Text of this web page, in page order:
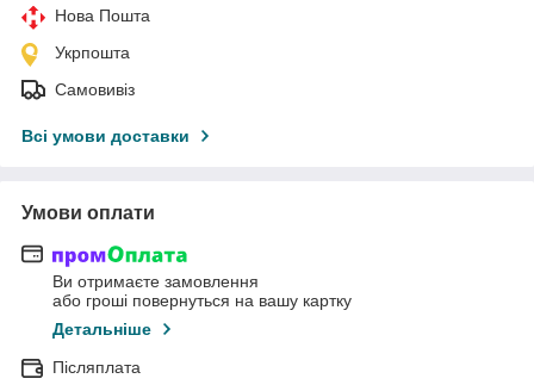
Нова Пошта
Укрпошта
Самовивіз
Всі умови доставки
Умови оплати
Ви отримаєте замовлення
або гроші повернуться на вашу картку
Детальніше
Післяплата